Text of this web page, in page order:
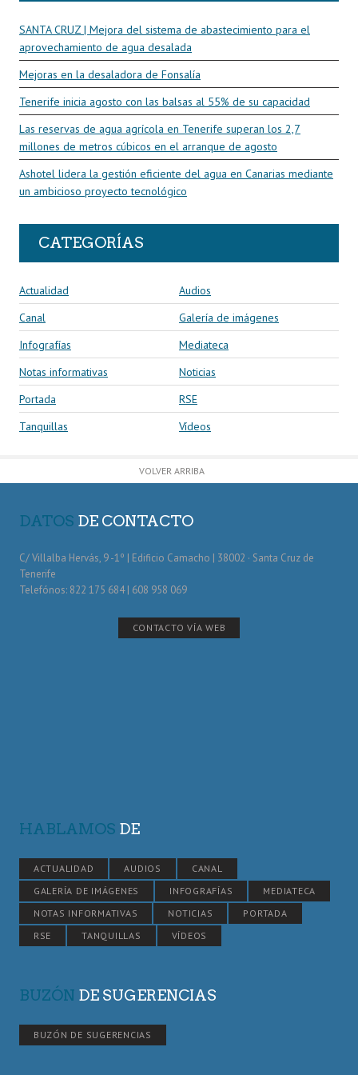
SANTA CRUZ | Mejora del sistema de abastecimiento para el
aprovechamiento de agua desalada
Mejoras en la desaladora de Fonsalía
Tenerife inicia agosto con las balsas al 55% de su capacidad
Las reservas de agua agrícola en Tenerife superan los 2,7
millones de metros cúbicos en el arranque de agosto
Ashotel lidera la gestión eficiente del agua en Canarias mediante
un ambicioso proyecto tecnológico
CATEGORÍAS
Actualidad
Audios
Canal
Galería de imágenes
Infografías
Mediateca
Notas informativas
Noticias
Portada
RSE
Tanquillas
Vídeos
VOLVER ARRIBA
DATOS DE CONTACTO
C/ Villalba Hervás, 9 -1º | Edificio Camacho | 38002 · Santa Cruz de
Tenerife
Telefónos: 822 175 684 | 608 958 069
CONTACTO VÍA WEB
HABLAMOS DE
ACTUALIDAD AUDIOS
CANAL
GALERÍA DE IMÁGENES
INFOGRAFÍAS
MEDIATECA
NOTAS INFORMATIVAS
NOTICIAS
PORTADA
RSE
TANQUILLAS VÍDEOS
BUZÓN DE SUGERENCIAS
BUZÓN DE SUGERENCIAS